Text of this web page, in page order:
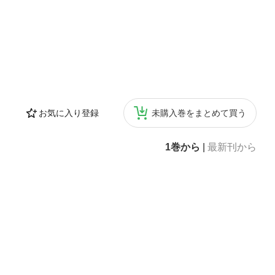
お気に入り登録 未購入巻をまとめて買う
1巻から 最新刊から